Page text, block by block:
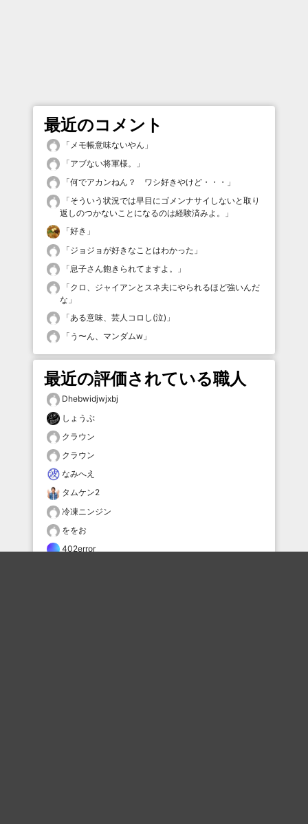
最近のコメント
「 メモ帳意味ないやん 」
「アブない将軍様。
」
「何でアカンねん？ ワシ好きやけど・・・ 」
「そういう状況では早目にゴメンナサイしないと取り
返しのつかないことになるのは経験済みよ。
」
「好き 」
「ジョジョが好きなことはわかった 」
「息子さん飽きられてますよ。
」
「クロ、ジャイアンとスネ夫にやられるほど強いんだ
な 」
「ある意味、芸人コロし(泣) 」
「 う〜ん、マンダムw 」
最近の評価されている職人
Dhebwidjwjxbj
しょうぶ
クラウン
クラウン
なみへえ
タムケン2
冷凍ニンジン
ををお
402error